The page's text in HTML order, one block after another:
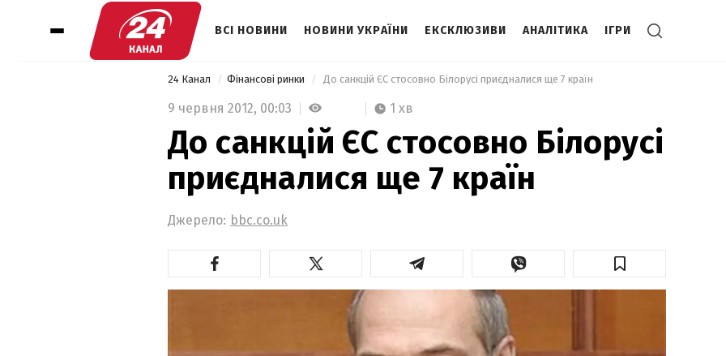
ВСІ НОВИНИ НОВИНИ УКРАЇНИ ЕКСКЛЮЗИВИ АНАЛІТИКА ІГРИ
24 Канал Фінансові ринки До санкцій ЄС стосовно Білорусі приєдналися ще 7 країн
9 червня 2012, 00:03 1 хв
До санкцій ЄС стосовно Білорусі
приєдналися ще 7 країн
Джерело: bbc.co.uk